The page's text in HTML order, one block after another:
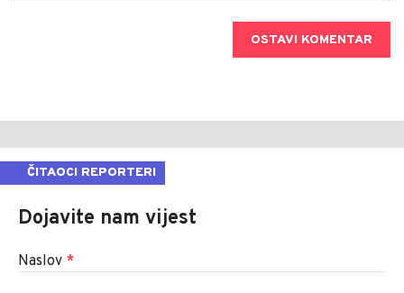
OSTAVI KOMENTAR
ČITAOCI REPORTERI
Dojavite nam vijest
Naslov *